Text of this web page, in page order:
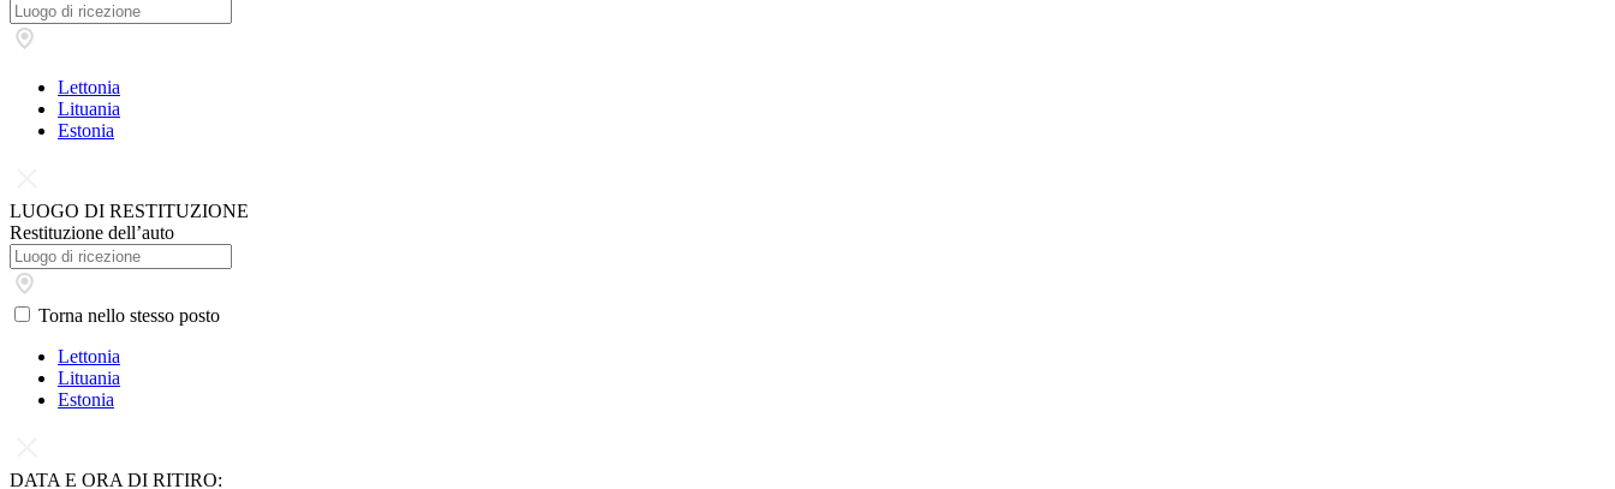
Lettonia
Lituania
Estonia
LUOGO DI RESTITUZIONE
Restituzione dell’auto
Torna nello stesso posto
Lettonia
Lituania
Estonia
DATA E ORA DI RITIRO: